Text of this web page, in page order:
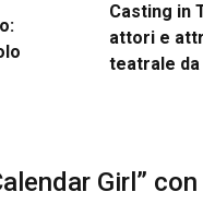
Casting in
attori e
teatrale
Girl”